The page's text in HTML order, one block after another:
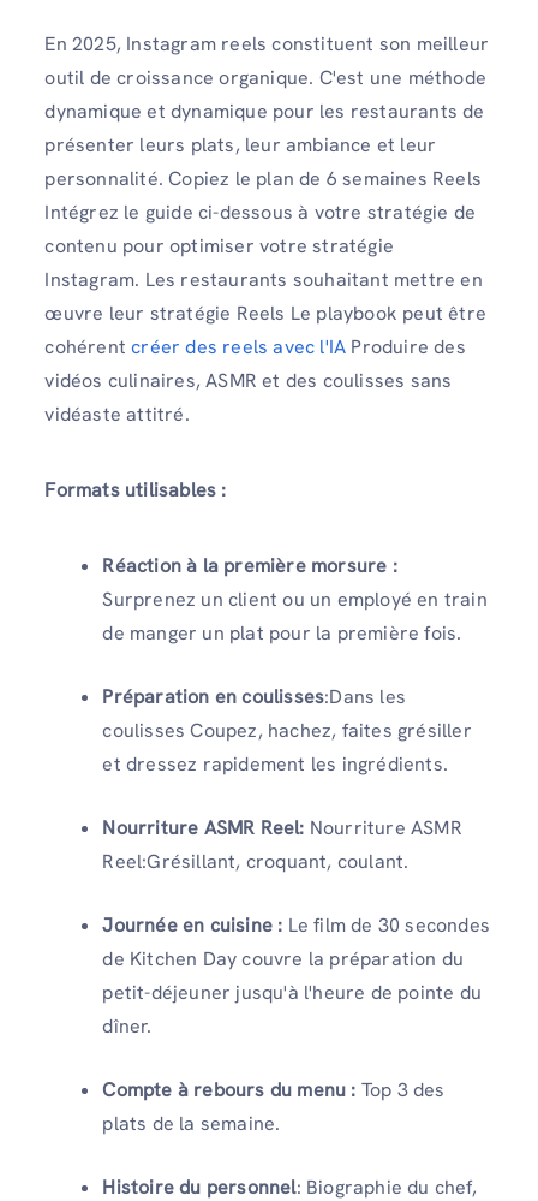
En 2025, Instagram reels constituent son meilleur
outil de croissance organique. C'est une méthode
dynamique et dynamique pour les restaurants de
présenter leurs plats, leur ambiance et leur
personnalité. Copiez le plan de 6 semaines Reels
Intégrez le guide ci-dessous à votre stratégie de
contenu pour optimiser votre stratégie
Instagram. Les restaurants souhaitant mettre en
œuvre leur stratégie Reels Le playbook peut être
cohérentcréer des reels avec l'IA Produire des
vidéos culinaires, ASMR et des coulisses sans
vidéaste attitré.
Formats utilisables :
Réaction à la première morsure :
Surprenez un client ou un employé en train
de manger un plat pour la première fois.
Préparation en coulisses:Dans les
coulisses Coupez, hachez, faites grésiller
et dressez rapidement les ingrédients.
Nourriture ASMR Reel: Nourriture ASMR
Reel:Grésillant, croquant, coulant.
Journée en cuisine : Le film de 30 secondes
de Kitchen Day couvre la préparation du
petit-déjeuner jusqu'à l'heure de pointe du
dîner.
Compte à rebours du menu : Top 3 des
plats de la semaine.
Histoire du personnel: Biographie du chef,